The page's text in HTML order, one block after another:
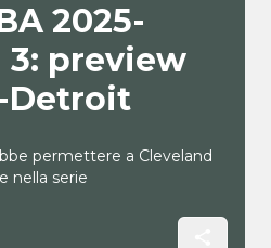
2025-
3: preview
Detroit
permettere a Cleveland
nella serie